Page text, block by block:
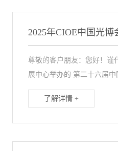
2025年CIOE中国光博
尊敬的客户朋友：您好！谨
展中心举办的 第二十六届
了解详情 +